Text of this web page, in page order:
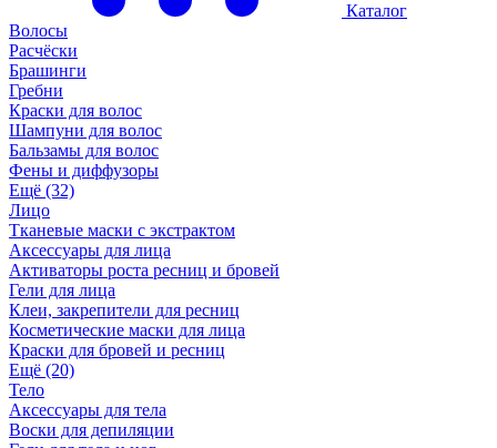
Каталог
Волосы
Расчёски
Брашинги
Гребни
Краски для волос
Шампуни для волос
Бальзамы для волос
Фены и диффузоры
Ещё (32)
Лицо
Тканевые маски с экстрактом
Аксессуары для лица
Активаторы роста ресниц и бровей
Гели для лица
Клеи, закрепители для ресниц
Косметические маски для лица
Краски для бровей и ресниц
Ещё (20)
Тело
Аксессуары для тела
Воски для депиляции